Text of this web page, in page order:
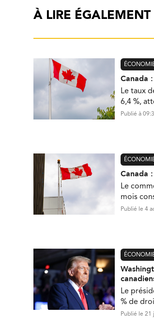
À LIRE ÉGALEMENT
Canada
Le taux
6,4 %,
Publié à
Canada
Le
mois
Publié le 4
Le
% de
Publié le 21